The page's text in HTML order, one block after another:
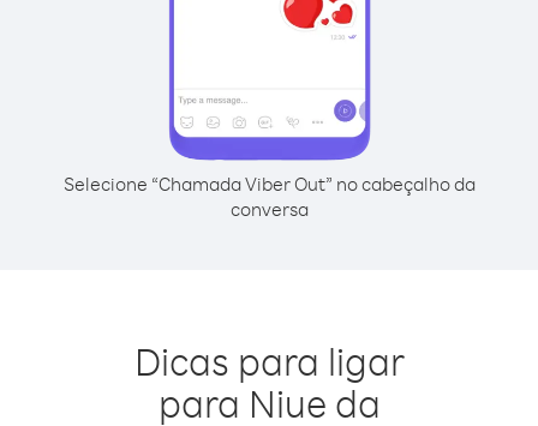
Selecione “Chamada Viber Out” no cabeçalho da
conversa
Dicas para ligar
para Niue da